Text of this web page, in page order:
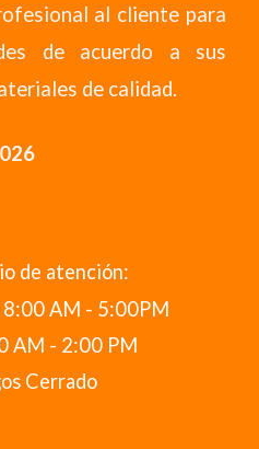
al cliente para
de acuerdo a sus
de calidad.
de atención:
8:00 AM - 5:00PM
AM - 2:00 PM
Cerrado